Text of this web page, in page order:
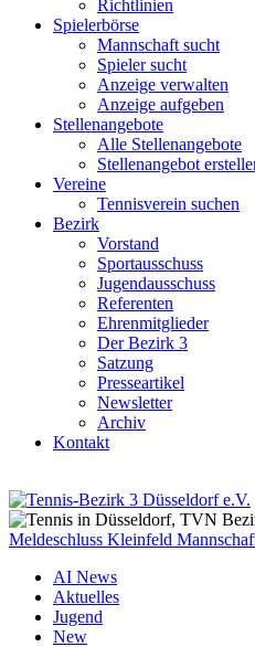
Richtlinien
Spielerbörse
Mannschaft sucht
Spieler sucht
Anzeige verwalten
Anzeige aufgeben
Stellenangebote
Alle Stellenangebote
Stellenangebot
Vereine
Tennisverein suchen
Bezirk
Vorstand
Sportausschuss
Jugendausschuss
Referenten
Ehrenmitglieder
Der Bezirk 3
Satzung
Presseartikel
Newsletter
Archiv
Kontakt
Meldeschluss Kleinfeld
AI News
Aktuelles
Jugend
New